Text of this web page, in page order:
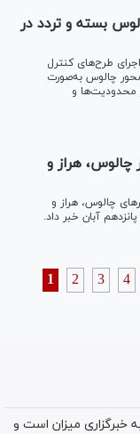
بسته و تردد در
طرح‌های کنترل
چالوس به‌صورت
محدودیت‌ها و
هراز و
چالوس، هراز و
آبان خبر داد.
1 2 3 4
میزان است و